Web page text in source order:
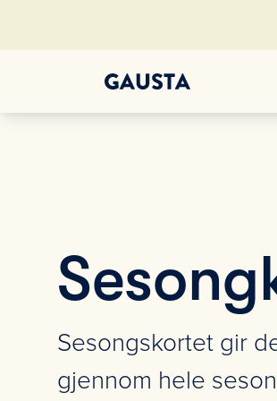
Sesongskortet gir
gjennom hele